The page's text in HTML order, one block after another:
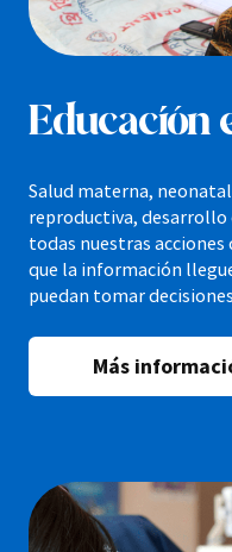
Educación
Salud materna,
reproductiva,
todas nuestras
que la información
puedan tomar
Más